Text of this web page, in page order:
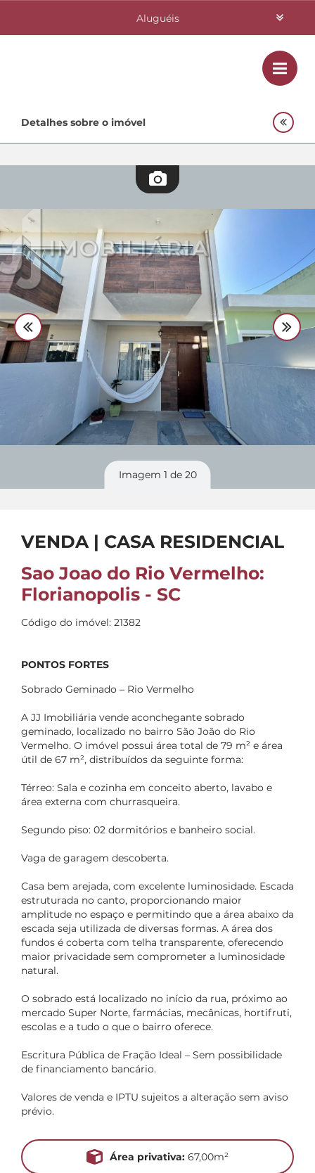
Aluguéis
Investimentos
Quem Somos
Fale Conosco 48 3364-0079
Plantão 48 99842-0500
Divulgue seu imóvel
Detalhes sobre o imóvel
Imagem 1 de 20
VENDA | CASA RESIDENCIAL
Sao Joao do Rio Vermelho:
Florianopolis - SC
Código do imóvel: 21382
PONTOS FORTES
Sobrado Geminado – Rio Vermelho
A JJ Imobiliária vende aconchegante sobrado
geminado, localizado no bairro São João do Rio
Vermelho. O imóvel possui área total de 79 m² e área
útil de 67 m², distribuídos da seguinte forma:
Térreo: Sala e cozinha em conceito aberto, lavabo e
área externa com churrasqueira.
Segundo piso: 02 dormitórios e banheiro social.
Vaga de garagem descoberta.
Casa bem arejada, com excelente luminosidade. Escada
estruturada no canto, proporcionando maior
amplitude no espaço e permitindo que a área abaixo da
escada seja utilizada de diversas formas. A área dos
fundos é coberta com telha transparente, oferecendo
maior privacidade sem comprometer a luminosidade
natural.
O sobrado está localizado no início da rua, próximo ao
mercado Super Norte, farmácias, mecânicas, hortifruti,
escolas e a tudo o que o bairro oferece.
Escritura Pública de Fração Ideal – Sem possibilidade
de financiamento bancário.
Valores de venda e IPTU sujeitos a alteração sem aviso
prévio.
Área privativa: 67,00m²